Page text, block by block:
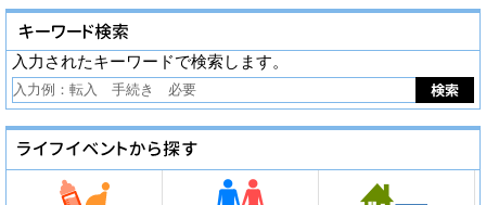
入力されたキーワードで検索します。